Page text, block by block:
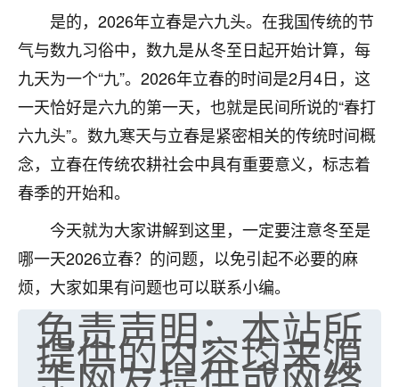
是的，2026年立春是六九头。在我国传统的节
气与数九习俗中，数九是从冬至日起开始计算，每
九天为一个“九”。2026年立春的时间是2月4日，这
一天恰好是六九的第一天，也就是民间所说的“春打
六九头”。数九寒天与立春是紧密相关的传统时间概
念，立春在传统农耕社会中具有重要意义，标志着
春季的开始和。
今天就为大家讲解到这里，一定要注意冬至是
哪一天2026立春？的问题，以免引起不必要的麻
烦，大家如果有问题也可以联系小编。
免责声明：本站所
提供的内容均来源
Jessica李
老师做不做超度法事？我想给我奶奶做超度，她今年
刚去世了。
七零老顽童：我母亲前年离世，刚开始我经常
做梦梦见她，后来也是朋友介绍，找到慧来老
师，安排了超度法事，做梦再也没有梦到过
了，一开始是半信半疑的，图个心安，给亡母
超度，现在看来，人不信也不行。
2天前 来自云南 11
优秀的张同学
老师收徒吗？？我对这些很感兴趣
2天前 来自山西 15